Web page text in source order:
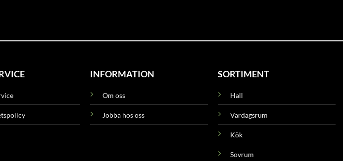
INFORMATION
Om oss
Jobba hos oss
SORTIMENT
Hall
Vardagsrum
Kök
Sovrum